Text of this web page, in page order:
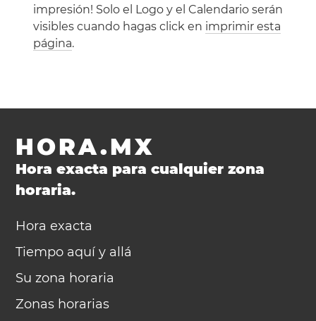
impresión! Solo el Logo y el Calendario serán
visibles cuando hagas click en imprimir esta
página.
HORA.MX
Hora exacta para cualquier zona
horaria.
Hora exacta
Tiempo aquí y allá
Su zona horaria
Zonas horarias